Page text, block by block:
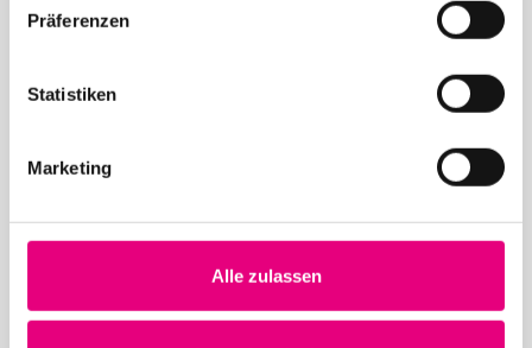
Präferenzen
Statistiken
Marketing
Alle zulassen
12. Mai 2026
28. Enjoy Jazz Festival – Weltstar Gregory Porter